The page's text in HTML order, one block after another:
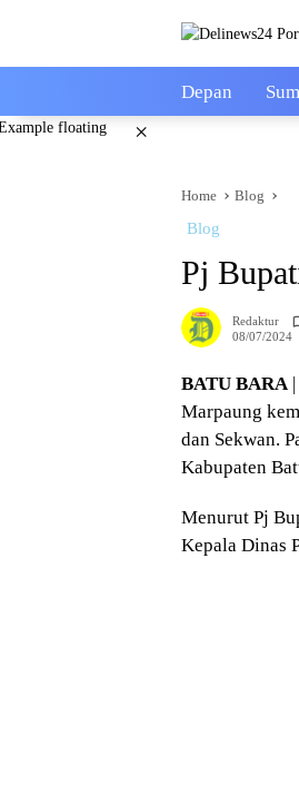
Depan
×
Home Blog
Blog
Pj
Redaktur
08/07/2024
BATU BARA|
Marpaung
dan Sekwan.
Kabupaten
Menurut Pj
Kepala Dinas